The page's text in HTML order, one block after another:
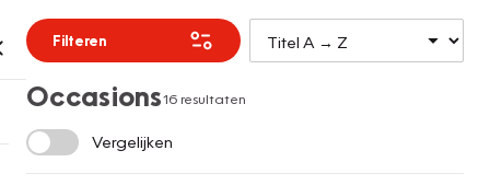
Filteren
Occasions16 resultaten
Vergelijken